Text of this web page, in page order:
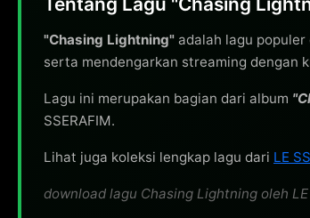
"Chasing Lightning" adalah lagu populer
serta mendengarkan streaming dengan
Lagu ini merupakan bagian dari album
SSERAFIM.
Lihat juga koleksi lengkap lagu dari LE
download lagu Chasing Lightning oleh